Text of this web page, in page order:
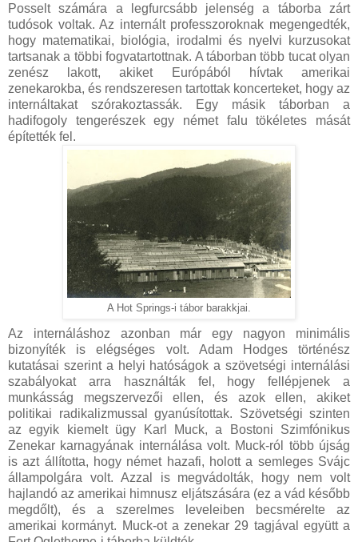
Posselt számára a legfurcsább jelenség a táborba zárt
tudósok voltak. Az internált professzoroknak megengedték,
hogy matematikai, biológia, irodalmi és nyelvi kurzusokat
tartsanak a többi fogvatartottnak. A táborban több tucat olyan
zenész lakott, akiket Európából hívtak amerikai
zenekarokba, és rendszeresen tartottak koncerteket, hogy az
internáltakat szórakoztassák. Egy másik táborban a
hadifogoly tengerészek egy német falu tökéletes mását
építették fel.
A Hot Springs-i tábor barakkjai.
Az internáláshoz azonban már egy nagyon minimális
bizonyíték is elégséges volt. Adam Hodges történész
kutatásai szerint a helyi hatóságok a szövetségi internálási
szabályokat arra használták fel, hogy fellépjenek a
munkásság megszervezői ellen, és azok ellen, akiket
politikai radikalizmussal gyanúsítottak. Szövetségi szinten
az egyik kiemelt ügy Karl Muck, a Bostoni Szimfónikus
Zenekar karnagyának internálása volt. Muck-ról több újság
is azt állította, hogy német hazafi, holott a semleges Svájc
állampolgára volt. Azzal is megvádolták, hogy nem volt
hajlandó az amerikai himnusz eljátszására (ez a vád később
megdőlt), és a szerelmes leveleiben becsmérelte az
amerikai kormányt. Muck-ot a zenekar 29 tagjával együtt a